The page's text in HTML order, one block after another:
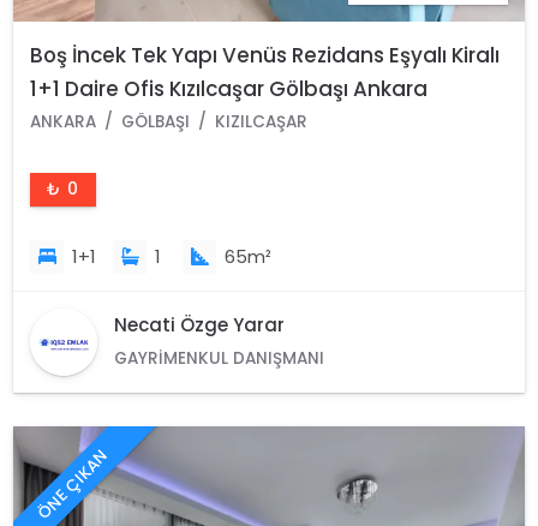
Boş İncek Tek Yapı Venüs Rezidans Eşyalı Kiralı
1+1 Daire Ofis Kızılcaşar Gölbaşı Ankara
ANKARA GÖLBAŞI KIZILCAŞAR
₺ 0
1+1 1 65m²
Necati Özge Yarar
GAYRIMENKUL DANIŞMANI
ÖNE ÇIKAN